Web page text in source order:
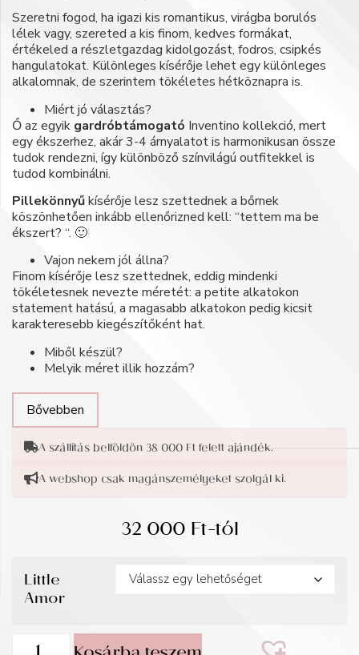
Szeretni fogod, ha igazi kis romantikus, virágba borulós
lélek vagy, szereted a kis finom, kedves formákat,
értékeled a részletgazdag kidolgozást, fodros, csipkés
hangulatokat. Különleges kísérője lehet egy különleges
alkalomnak, de szerintem tökéletes hétköznapra is.
Miért jó választás?
Ő az egyik gardróbtámogató Inventino kollekció, mert
egy ékszerhez, akár 3-4 árnyalatot is harmonikusan össze
tudok rendezni, így különböző színvilágú outfitekkel is
tudod kombinálni.
Pillekönnyűkísérője lesz szettednek a bőrnek
köszönhetően inkább ellenőrizned kell: “tettem ma be
ékszert? “. 🙂
Vajon nekem jól állna?
Finom kísérője lesz szettednek, eddig mindenki
tökéletesnek nevezte méretét: a petite alkatokon
statement hatású, a magasabb alkatokon pedig kicsit
karakteresebb kiegészítőként hat.
Miből készül?
Melyik méret illik hozzám?
Bővebben
A szállítás belföldön 38 000 Ft felett ajándék.
A webshop csak magánszemélyeket szolgál ki.
32 000Ft-tól
Little
Amor